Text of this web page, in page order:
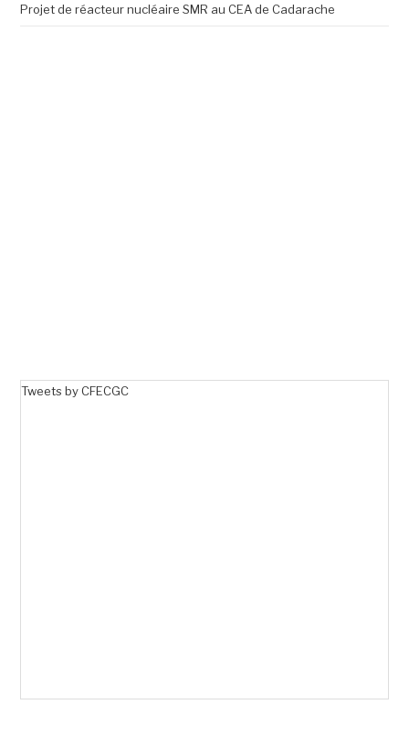
Projet de réacteur nucléaire SMR au CEA de Cadarache
Tweets by CFECGC